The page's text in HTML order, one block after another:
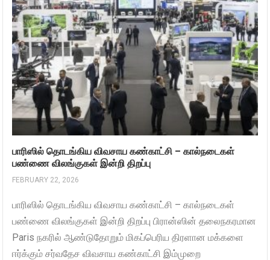
பாரிஸில் தொடங்கிய விவசாய கண்காட்சி – கால்நடைகள்
பண்ணை விலங்குகள் இன்றி திறப்பு
FEBRUARY 22, 2026
பாரிஸில் தொடங்கிய விவசாய கண்காட்சி – கால்நடைகள்
பண்ணை விலங்குகள் இன்றி திறப்பு பிரான்ஸின் தலைநகரமான
Paris நகரில் ஆண்டுதோறும் மிகப்பெரிய திரளான மக்களை
ஈர்க்கும் சர்வதேச விவசாய கண்காட்சி இம்முறை